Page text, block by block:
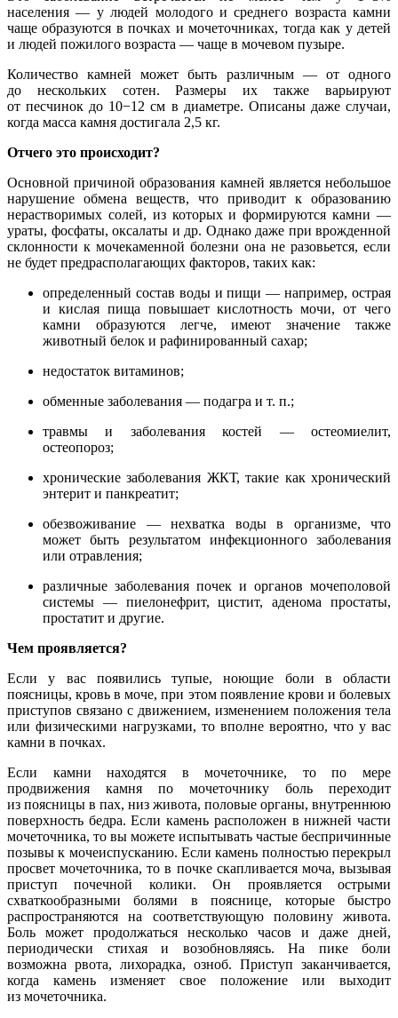
населения — у людей молодого и среднего возраста камни
чаще образуются в почках и мочеточниках, тогда как у детей
и людей пожилого возраста — чаще в мочевом пузыре.
Количество камней может быть различным — от одного
до нескольких сотен. Размеры их также варьируют
от песчинок до 10−12 см в диаметре. Описаны даже случаи,
когда масса камня достигала 2,5 кг.
Отчего это происходит?
Основной причиной образования камней является небольшое
нарушение обмена веществ, что приводит к образованию
нерастворимых солей, из которых и формируются камни —
ураты, фосфаты, оксалаты и др. Однако даже при врожденной
склонности к мочекаменной болезни она не разовьется, если
не будет предрасполагающих факторов, таких как:
определенный состав воды и пищи — например, острая
и кислая пища повышает кислотность мочи, от чего
камни образуются легче, имеют значение также
животный белок и рафинированный сахар;
недостаток витаминов;
обменные заболевания — подагра и т. п.;
травмы и заболевания костей — остеомиелит,
остеопороз;
хронические заболевания ЖКТ, такие как хронический
энтерит и панкреатит;
обезвоживание — нехватка воды в организме, что
может быть результатом инфекционного заболевания
или отравления;
различные заболевания почек и органов мочеполовой
системы — пиелонефрит, цистит, аденома простаты,
простатит и другие.
Чем проявляется?
Если у вас появились тупые, ноющие боли в области
поясницы, кровь в моче, при этом появление крови и болевых
приступов связано с движением, изменением положения тела
или физическими нагрузками, то вполне вероятно, что у вас
камни в почках.
Если камни находятся в мочеточнике, то по мере
продвижения камня по мочеточнику боль переходит
из поясницы в пах, низ живота, половые органы, внутреннюю
поверхность бедра. Если камень расположен в нижней части
мочеточника, то вы можете испытывать частые беспричинные
позывы к мочеиспусканию. Если камень полностью перекрыл
просвет мочеточника, то в почке скапливается моча, вызывая
приступ почечной колики. Он проявляется острыми
схваткообразными болями в пояснице, которые быстро
распространяются на соответствующую половину живота.
Боль может продолжаться несколько часов и даже дней,
периодически стихая и возобновляясь. На пике боли
возможна рвота, лихорадка, озноб. Приступ заканчивается,
когда камень изменяет свое положение или выходит
из мочеточника.